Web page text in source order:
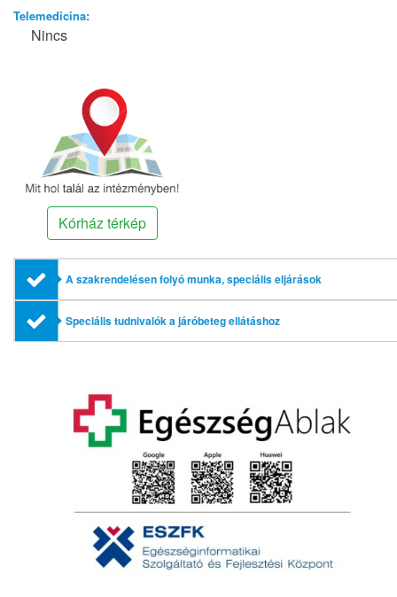
Telemedicina:
Nincs
Kórház térkép
A szakrendelésen folyó munka, speciális eljárások
Speciális tudnivalók a járóbeteg ellátáshoz